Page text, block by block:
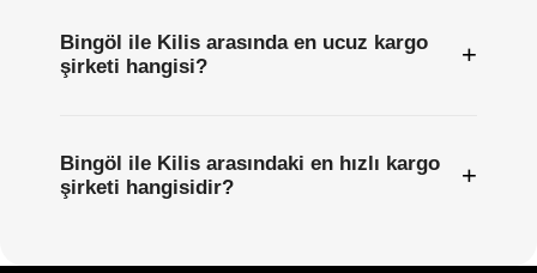
Bingöl ile Kilis arasında en ucuz kargo
şirketi hangisi?
+
Bingöl ile Kilis arasındaki en hızlı kargo
şirketi hangisidir?
+